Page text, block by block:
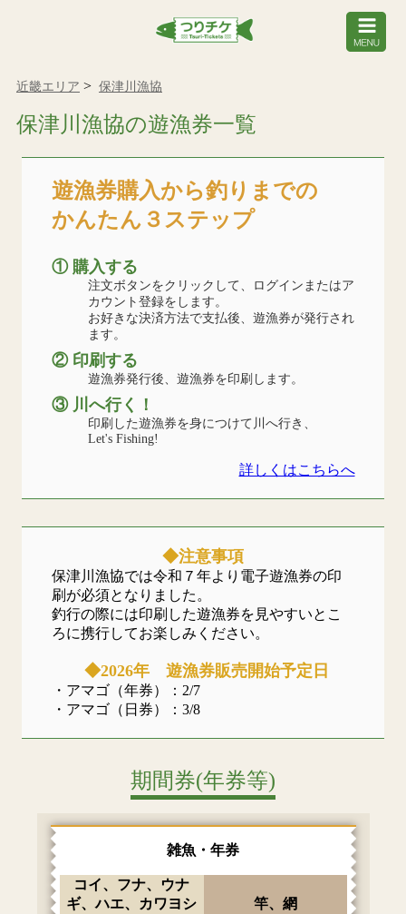
近畿エリア 保津川漁協
保津川漁協の遊漁券一覧
遊漁券購入から釣りまでの
かんたん３ステップ
① 購入する
注文ボタンをクリックして、ログインまたはア
カウント登録をします。
お好きな決済方法で支払後、遊漁券が発行され
ます。
② 印刷する
遊漁券発行後、遊漁券を印刷します。
③ 川へ行く！
印刷した遊漁券を身につけて川へ行き、
Let's Fishing!
詳しくはこちらへ
◆注意事項
保津川漁協では令和７年より電子遊漁券の印
刷が必須となりました。
釣行の際には印刷した遊漁券を見やすいとこ
ろに携行してお楽しみください。
◆2026年 遊漁券販売開始予定日
・アマゴ（年券）：2/7
・アマゴ（日券）：3/8
期間券(年券等)
雑魚・年券
コイ、フナ、ウナ
ギ、ハエ、カワヨシ
竿、網